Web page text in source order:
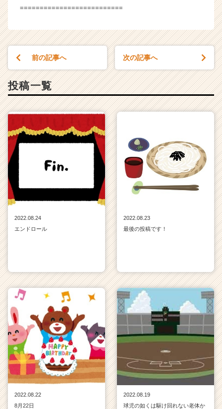
==========================
前の記事へ 次の記事へ
投稿一覧
2022.08.24
エンドロール
2022.08.23
最後の投稿です！
2022.08.22
8月22日
2022.08.19
球児の如くは駆け回れない老体か